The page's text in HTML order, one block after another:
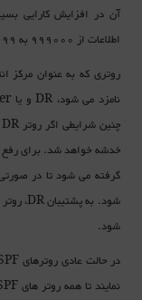
آن در افزایش کارایی
اطلاعات از 999000 به 999 کاهش می یابد که بسیار قابل توجه است.
روتری که به عنوان مرکز
شود.